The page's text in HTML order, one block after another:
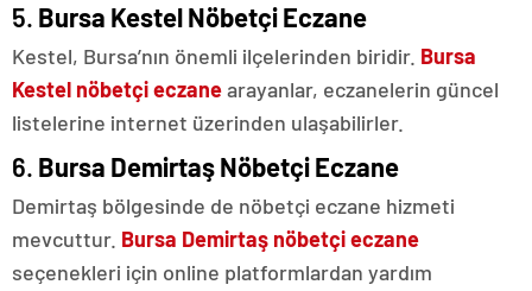
5. Bursa Kestel Nöbetçi Eczane
Kestel, Bursa’nın önemli ilçelerinden biridir. Bursa
Kestel nöbetçi eczanearayanlar, eczanelerin güncel
listelerine internet üzerinden ulaşabilirler.
6. Bursa Demirtaş Nöbetçi Eczane
Demirtaş bölgesinde de nöbetçi eczane hizmeti
mevcuttur. Bursa Demirtaş nöbetçi eczane
seçenekleri için online platformlardan yardım